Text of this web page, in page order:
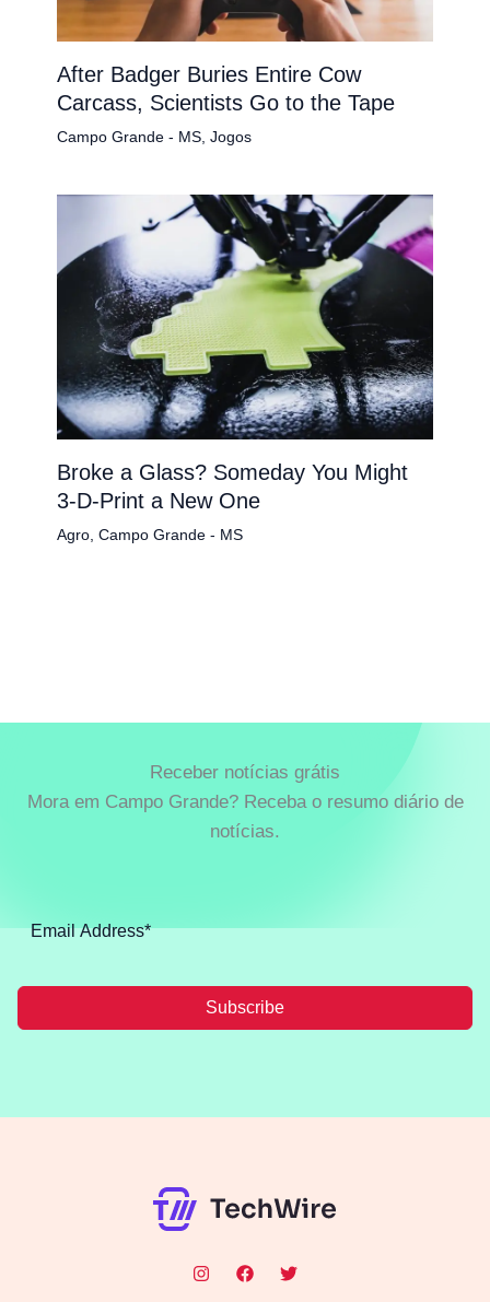
After Badger Buries Entire Cow
Carcass, Scientists Go to the Tape
Campo Grande - MS, Jogos
Broke a Glass? Someday You Might
3-D-Print a New One
Agro, Campo Grande - MS
Receber notícias grátis
Mora em Campo Grande? Receba o resumo diário de
notícias.
Subscribe